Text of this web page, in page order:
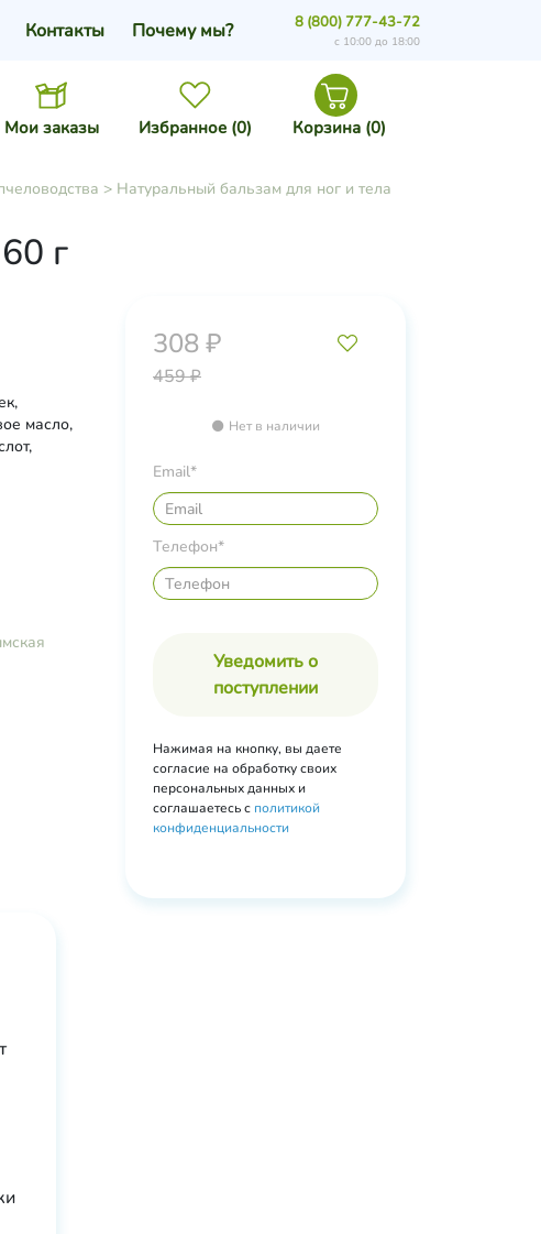
Мои заказы Избранное (0) Корзина (0)
Контакты Почему мы? 8 (800) 777-43-72
с 10:00 до 18:00
> Натуральный бальзам для ног и тела
г
масло,
мяты,
308 ₽
459 ₽
Нет в наличии
Email*
Телефон*
Уведомить о
поступлении
Нажимая на кнопку, вы даете
согласие на обработку своих
персональных данных и
соглашаетесь с политикой
конфиденциальности